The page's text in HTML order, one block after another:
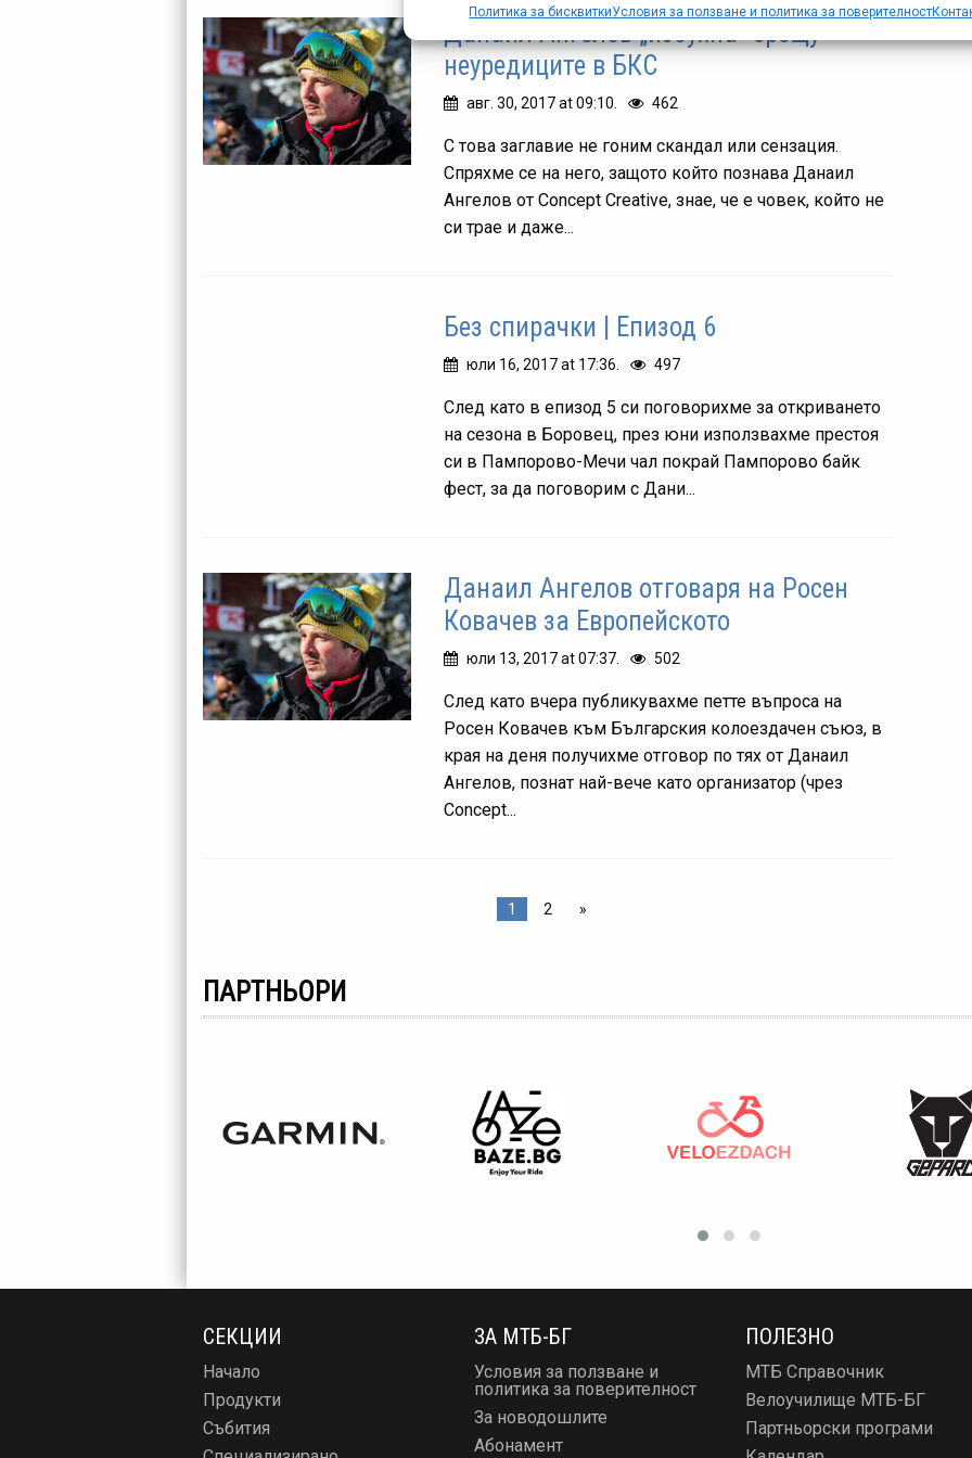
Политика за бисквиткиУсловия за ползване и политика за поверителност
Данаил Ангелов „избухна“ срещу
неуредиците в БКС
авг. 30, 2017 at 09:10. 462
С това заглавие не гоним скандал или сензация.
Спряхме се на него, защото който познава Данаил
Ангелов от Concept Creative, знае, че е човек, който не
си трае и даже...
Без спирачки | Епизод 6
юли 16, 2017 at 17:36. 497
След като в епизод 5 си поговорихме за откриването
на сезона в Боровец, през юни използвахме престоя
си в Пампорово-Мечи чал покрай Пампорово байк
фест, за да поговорим с Дани...
Данаил Ангелов отговаря на Росен
Ковачев за Европейското
юли 13, 2017 at 07:37. 502
След като вчера публикувахме петте въпроса на
Росен Ковачев към Българския колоездачен съюз, в
края на деня получихме отговор по тях от Данаил
Ангелов, познат най-вече като организатор (чрез
Concept...
1 2 »
ПАРТНЬОРИ
СЕКЦИИ
Начало
Продукти
Събития
ЗА МТБ-БГ
Условия за ползване и
политика за поверителност
За новодошлите
Абонамент
ПОЛЕЗНО
МТБ Справочник
Велоучилище МТБ-БГ
Партньорски програми